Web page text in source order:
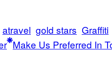
atravel gold stars Graffiti
Make Us Preferred In